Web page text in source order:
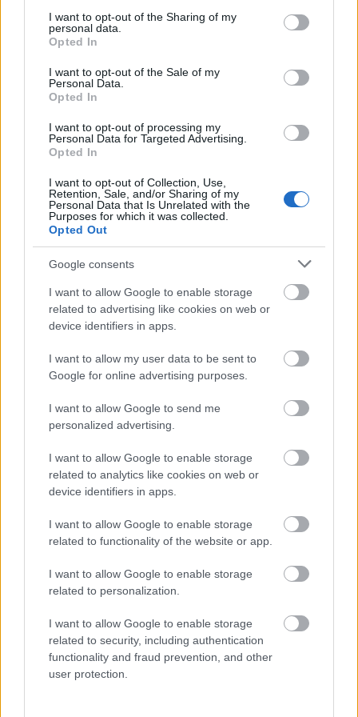
not limited to your visit or usage behaviour. You may click to
grant or deny consent to Google and its third-party tags to
use your data for below specified purposes in below Google
consent section.
I want to opt-out of the Sharing of my
personal data.
Opted In
I want to opt-out of the Sale of my
Personal Data.
Opted In
I want to opt-out of processing my
Personal Data for Targeted Advertising.
Opted In
I want to opt-out of Collection, Use,
Retention, Sale, and/or Sharing of my
Personal Data that Is Unrelated with the
Purposes for which it was collected.
Opted Out
Google consents
I want to allow Google to enable storage
related to advertising like cookies on web or
device identifiers in apps.
I want to allow my user data to be sent to
Google for online advertising purposes.
I want to allow Google to send me
personalized advertising.
I want to allow Google to enable storage
related to analytics like cookies on web or
device identifiers in apps.
I want to allow Google to enable storage
related to functionality of the website or app.
I want to allow Google to enable storage
related to personalization.
I want to allow Google to enable storage
related to security, including authentication
functionality and fraud prevention, and other
user protection.
jaegtoer
@Magna cum laudeTigeri másztesz digrii
Kedves MaTi!
A vita méltatlan. azért, méltatlan, mert az a párt,
közösségi szabadságjogok tiszteletben tartásával a
mégoly sürgős és a kisebbségeket is érintő
tennivalókat, az alkalmatlan a politikai közéletben
nemcsak a társadalmi érdekek képviseletére, hanem
megjelenítésére is.
A jobbik programját elolvastam, mert szeretem
tudni, hogy konkrétan mitől is undorodom, és mi az
amit szívesen megeszek. nos a jobbik programjából
ha eltekintenék a hmmm rasszista elemektől, akkor
sem fogadható el, mert lózungok halmazával nem
lehet rávezetni az országot a felemelkedés útjára.
A felelősség, mint olyan, az én politikai
értékrendemben elég előkelő helyet foglal el, ezért
olyan lesújtó a véleményem a megalapozatlan és az
ember ösztönvilágából adódó gondolkozásra ható
propagandáról.
Ellenben visszafogottságodat mindig is értékeltem.
most is.
az hogy a többi politikai hiéna fondorlatos módon
profin kezeli a PC technikákat és minden másban is
átveri a választóit, az nem csökkenti a jobbik
alkalmatlanságát.